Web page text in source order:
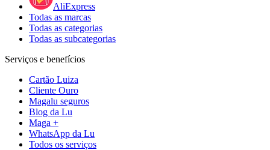
AliExpress
Todas as marcas
Todas as categorias
Todas as subcategorias
Serviços e benefícios
Cartão Luiza
Cliente Ouro
Magalu seguros
Blog da Lu
Maga +
WhatsApp da Lu
Todos os serviços